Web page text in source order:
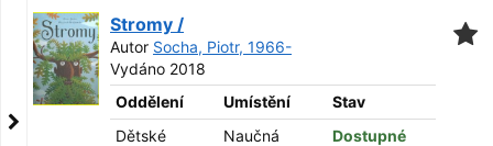
Stromy /
Autor Socha, Piotr, 1966-
Vydáno 2018
Oddělení
Umístění
Stav
Dětské
Naučná
Dostupné